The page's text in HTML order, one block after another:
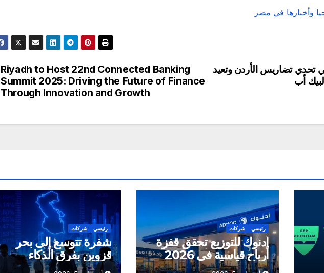
وأخبارها في مصر
Riyadh to Host 22nd Connected Banking
Summit 2025: Driving the Future of Finance
Through Innovation and Growth
تحدي تضاريس الأردن وتعيد
أب
رئيسي شركات
أدنوك للتوزيع تحقق قفزة
أرباح قياسية في 2026
رئيسي شركات
شفرة تتوسع إلى بحر
قزوين بفرق الذكاء
الاصطناعي